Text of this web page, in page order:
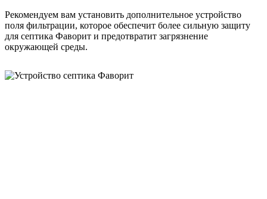
Рекомендуем вам установить дополнительное устройство
поля фильтрации, которое обеспечит более сильную защиту
для септика Фаворит и предотвратит загрязнение
окружающей среды.